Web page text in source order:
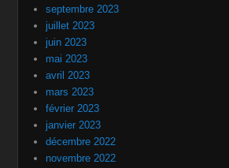
septembre 2023
juillet 2023
juin 2023
mai 2023
avril 2023
mars 2023
février 2023
janvier 2023
décembre 2022
novembre 2022